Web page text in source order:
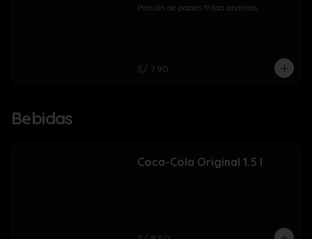
Porción de papas fritas andinas.
S/ 7.90
Bebidas
Coca-Cola Original 1.5 l